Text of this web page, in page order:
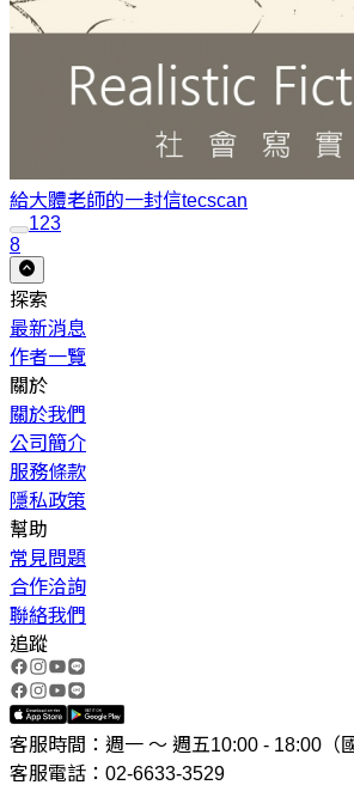
給大體老師的一封信tecscan
123
8
探索
最新消息
作者一覽
關於
關於我們
公司簡介
服務條款
隱私政策
幫助
常見問題
合作洽詢
聯絡我們
追蹤
客服時間：週一 ～ 週五10:00 - 18:00（
客服電話：02-6633-3529